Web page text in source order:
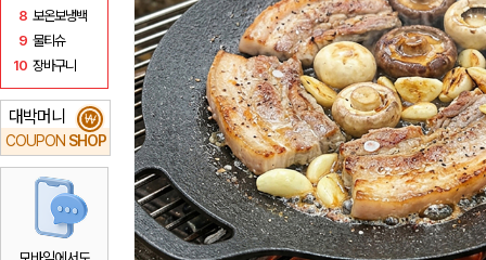
8 보온보냉백
9 물티슈
10 장바구니
대박머니
COUPON SHOP
₩